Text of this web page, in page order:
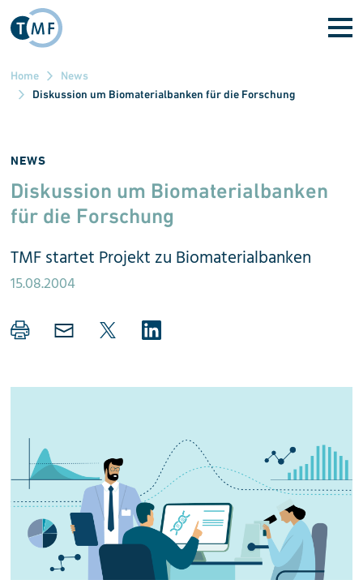
Direkt zum Inhalt
Home
News
Diskussion um Biomaterialbanken für die Forschung
NEWS
Diskussion um Bio­ma­te­ri­al­ban­ken
für die For­schung
TMF startet Projekt zu Biomaterialbanken
15.08.2004